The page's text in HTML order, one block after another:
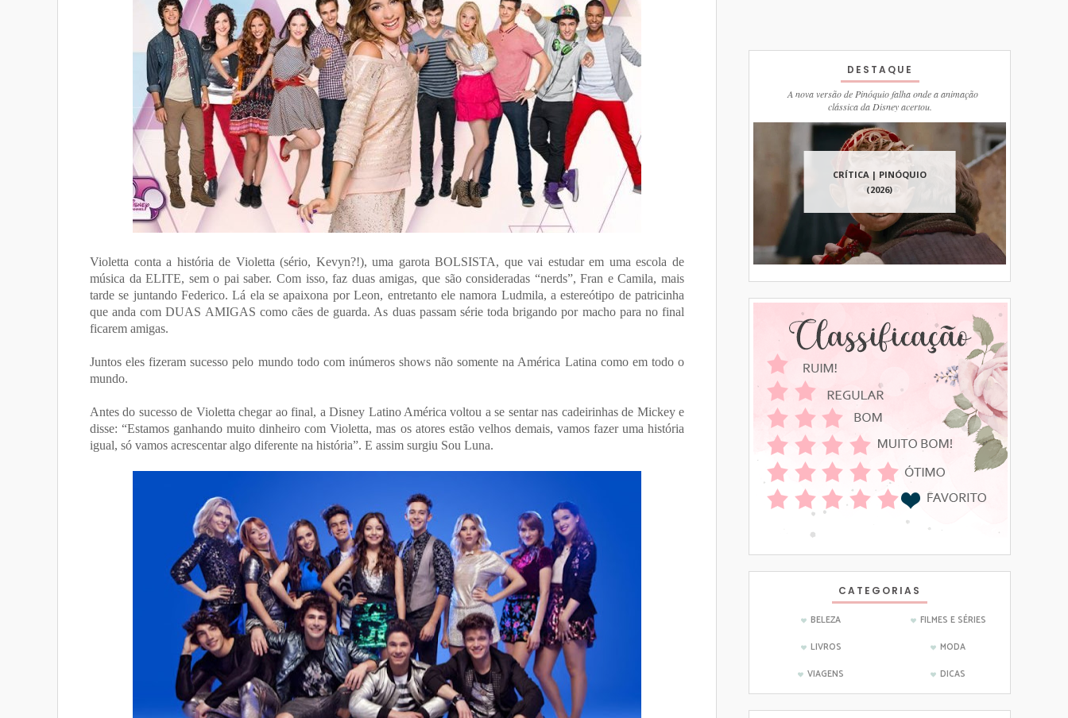
Violetta conta a história de Violetta (sério, Kevyn?!), uma garota BOLSISTA, que vai estudar em uma escola de
música da ELITE, sem o pai saber. Com isso, faz duas amigas, que são consideradas “nerds”, Fran e Camila, mais
tarde se juntando Federico. Lá ela se apaixona por Leon, entretanto ele namora Ludmila, a estereótipo de patricinha
que anda com DUAS AMIGAS como cães de guarda. As duas passam série toda brigando por macho para no final
ficarem amigas.
Juntos eles fizeram sucesso pelo mundo todo com inúmeros shows não somente na América Latina como em todo o
mundo.
Antes do sucesso de Violetta chegar ao final, a Disney Latino América voltou a se sentar nas cadeirinhas de Mickey e
disse: “Estamos ganhando muito dinheiro com Violetta, mas os atores estão velhos demais, vamos fazer uma história
igual, só vamos acrescentar algo diferente na história”. E assim surgiu Sou Luna.
DESTAQUE
CRÍTICA | PINÓQUIO
(2026)
A nova versão de Pinóquio falha onde a animação
clássica da Disney acertou.
CATEGORIAS
BELEZA
FILMES E SÉRIES
LIVROS
MODA
VIAGENS
DICAS